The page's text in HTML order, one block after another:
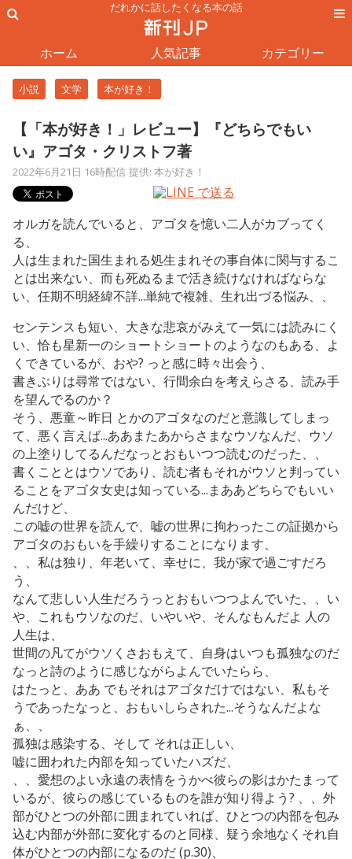
だれかに話したくなる本の話
ホーム 人気記事 カテゴリー
小説 文学 本が好き！
【「本が好き！」レビュー】『どちらでもい
い』アゴタ・クリストフ著
2022年6月21日 16時配信 提供: 本が好き！
オルガを読んでいると、アゴタを憶い二人がカブってく
る、
人は生まれた国生まれる処生まれその事自体に関与するこ
とは出来ない、而も死ぬるまで活き続けなければならな
い、任期不明経緯不詳...単純で複雑、生れ出づる悩み、、
センテンスも短い、大きな悲哀がみえて一気には読みにく
い、恰も星新一のショートショートのようなのもある、よ
くできているが、おや? っと感に時々出会う、
書きぶりは尋常ではない、行間余白を考えらさる、読み手
を望んでるのか？
そう、悪童～昨日 とかのアゴタなのだと意識してしまっ
て、悪く言えば...ああまたあからさまなウソなんだ、ウソ
の上塗りしてるんだなっとおもいつつ読むのだった、、
書くこととはウソであり、読む者もそれがウソと判ってい
ることをアゴタ女史は知っている...まああどちらでもいい
んだけど、
この嘘の世界を読んで、嘘の世界に拘わったこの証拠から
アゴタのおもいを手繰りすることになります、
、、私は独り、年老いて、幸せに、我が家で過ごすだろ
う、
なんて悲しい人生だろうっとおもいつつよんでいた、、い
や、これもウソなのだ、いやいや、そんなもんだよ 人の
人生は、
世間の凡てがウソくさおもえて、自身はいつも孤独なのだ
なっと詩のように感じながらよんでいたらら、
はたっと、ああ でもそれはアゴタだけではない、私もそ
うであったなっと、おもいしらされた...そうなんだよな
ぁ、、
孤独は感染する、そして それは正しい、
嘘に囲われた内部を知っていたハズだ、
、、愛想のよい永遠の表情をうかべ彼らの影はかたまって
いるが、彼らの感じているものを誰が知り得よう? 、、外
部がひとつの外部に囲まれていれば、ひとつの内部を包み
込む内部が外部に変化するのと同様、疑う余地なくそれ自
体がひとつの内部になるのだ (p.30)、